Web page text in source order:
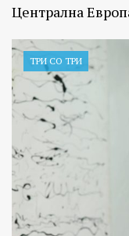
Централна
ТРИ СО ТРИ